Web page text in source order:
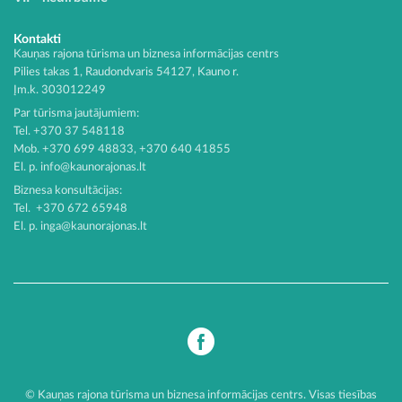
Kontakti
Kauņas rajona tūrisma un biznesa informācijas centrs
Pilies takas 1, Raudondvaris 54127, Kauno r.
Įm.k. 303012249
Par tūrisma jautājumiem:
Tel. +370 37 548118
Mob. +370 699 48833, +370 640 41855
El. p. info@kaunorajonas.lt
Biznesa konsultācijas:
Tel. +370 672 65948
El. p. inga@kaunorajonas.lt
© Kauņas rajona tūrisma un biznesa informācijas centrs. Visas tiesības